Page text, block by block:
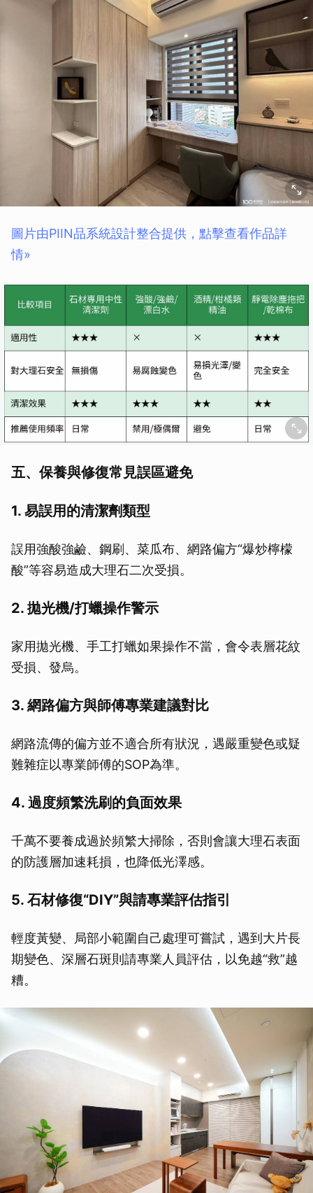
圖片由PIIN品系統設計整合提供，點擊查看作品詳
情»
五、保養與修復常見誤區避免
1. 易誤用的清潔劑類型
誤用強酸強鹼、鋼刷、菜瓜布、網路偏方“爆炒檸檬
酸”等容易造成大理石二次受損。
2. 拋光機/打蠟操作警示
家用拋光機、手工打蠟如果操作不當，會令表層花紋
受損、發烏。
3. 網路偏方與師傅專業建議對比
網路流傳的偏方並不適合所有狀況，遇嚴重變色或疑
難雜症以專業師傅的SOP為準。
4. 過度頻繁洗刷的負面效果
千萬不要養成過於頻繁大掃除，否則會讓大理石表面
的防護層加速耗損，也降低光澤感。
5. 石材修復“DIY”與請專業評估指引
輕度黃變、局部小範圍自己處理可嘗試，遇到大片長
期變色、深層石斑則請專業人員評估，以免越“救”越
糟。